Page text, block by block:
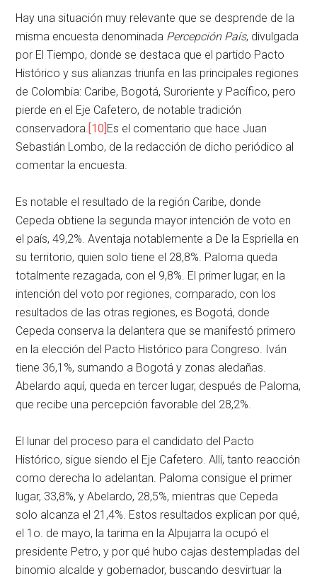
Hay una situación muy relevante que se desprende de la
misma encuesta denominada Percepción País, divulgada
por El Tiempo, donde se destaca que el partido Pacto
Histórico y sus alianzas triunfa en las principales regiones
de Colombia: Caribe, Bogotá, Suroriente y Pacífico, pero
pierde en el Eje Cafetero, de notable tradición
conservadora.[10]Es el comentario que hace Juan
Sebastián Lombo, de la redacción de dicho periódico al
comentar la encuesta.
Es notable el resultado de la región Caribe, donde
Cepeda obtiene la segunda mayor intención de voto en
el país, 49,2%. Aventaja notablemente a De la Espriella en
su territorio, quien solo tiene el 28,8%. Paloma queda
totalmente rezagada, con el 9,8%. El primer lugar, en la
intención del voto por regiones, comparado, con los
resultados de las otras regiones, es Bogotá, donde
Cepeda conserva la delantera que se manifestó primero
en la elección del Pacto Histórico para Congreso. Iván
tiene 36,1%, sumando a Bogotá y zonas aledañas.
Abelardo aquí, queda en tercer lugar, después de Paloma,
que recibe una percepción favorable del 28,2%.
El lunar del proceso para el candidato del Pacto
Histórico, sigue siendo el Eje Cafetero. Allí, tanto reacción
como derecha lo adelantan. Paloma consigue el primer
lugar, 33,8%, y Abelardo, 28,5%, mientras que Cepeda
solo alcanza el 21,4%. Estos resultados explican por qué,
el 1o. de mayo, la tarima en la Alpujarra la ocupó el
presidente Petro, y por qué hubo cajas destempladas del
binomio alcalde y gobernador, buscando desvirtuar la